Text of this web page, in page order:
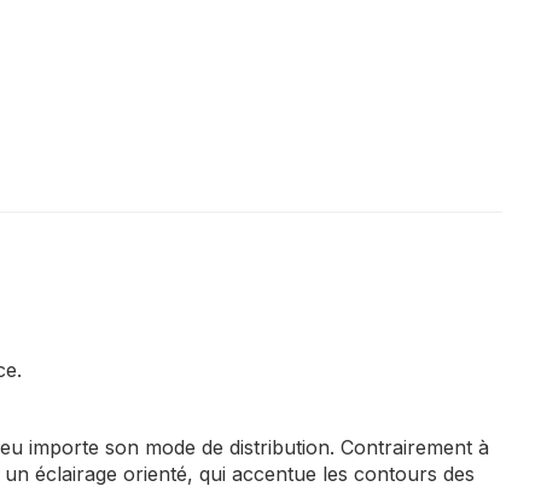
importe son mode de distribution. Contrairement à
éclairage orienté, qui accentue les contours des